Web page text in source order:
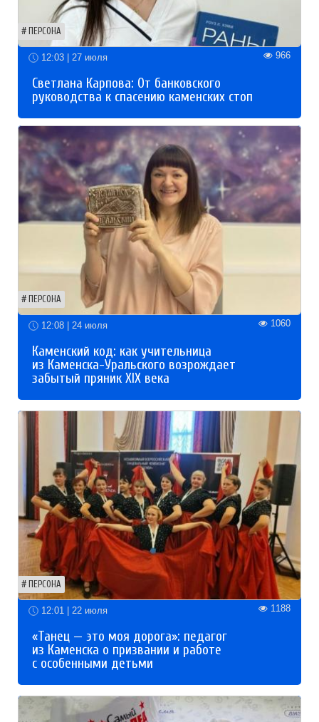
ПЕРСОНА
12:03 | 27 июля 966
Светлана Карпова: От банковского
руководства к спасению каменских стоп
ПЕРСОНА
12:08 | 24 июля 1060
Каменский код: как учительница
из Каменска-Уральского возрождает
забытый пряник XIX века
ПЕРСОНА
12:01 | 22 июля 1188
«Танец — это моя дорога»: педагог
из Каменска о призвании и работе
с особенными детьми